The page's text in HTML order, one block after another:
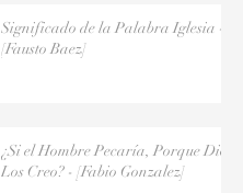
Significado de la Palabra Iglesia -
[Fausto Baez]
¿Si el Hombre Pecaría, Porque Dios
Los Creo? - [Fabio Gonzalez]